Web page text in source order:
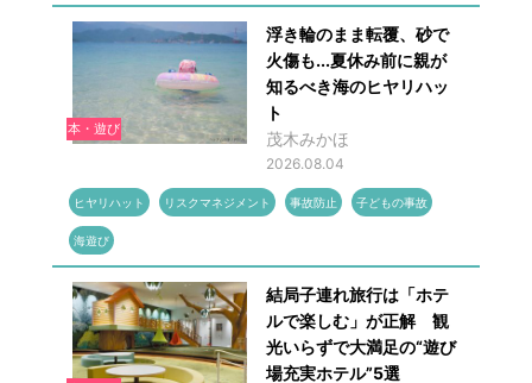
本・遊び
浮き輪のまま転覆、砂で
火傷も...夏休み前に親が
知るべき海のヒヤリハッ
ト
茂木みかほ
2026.08.04
ヒヤリハット リスクマネジメント 事故防止 子どもの事故
海遊び
結局子連れ旅行は「ホテ
ルで楽しむ」が正解 観
光いらずで大満足の“遊び
場充実ホテル”5選